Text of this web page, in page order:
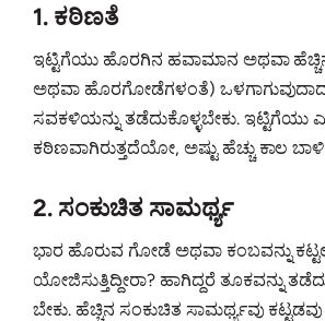
1. ಕಠಿಣತೆ
ಇಟ್ಟಿಗೆಯು ಹೊರಗಿನ ಹವಾಮಾನ ಅಥವಾ
ಅಥವಾ ಹೊರಗೋಡೆಗಳಂತೆ)
ಸವಕಳಿಯನ್ನು ತಡೆದುಕೊಳ್ಳಬೇಕು. ಇಟ್ಟಿಗೆಯು
ಕಠಿಣವಾಗಿರುತ್ತದೆಯೋ, ಅಷ್ಟು ಹೆಚ್ಚು ಕಾಲ
2. ಸಂಕುಚಿತ ಸಾಮರ್ಥ್ಯ
ಭಾರ ಹೊರುವ ಗೋಡೆ ಅಥವಾ ಕಂಬವನ್ನು
ಯೋಜಿಸುತ್ತಿದ್ದೀರಾ? ಹಾಗಿದ್ದರೆ ತೂಕವನ್ನು
ಬೇಕು. ಹೆಚ್ಚಿನ ಸಂಕುಚಿತ ಸಾಮರ್ಥ್ಯವು ಕಟ್ಟಡವು